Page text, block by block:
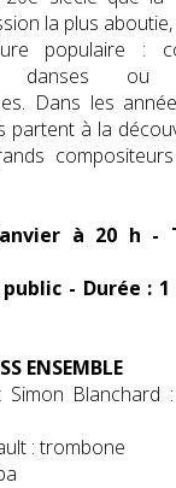
la plus
populaire :
danses ou
Dans les
partent à la
à 20 h -
- Durée :
ENSEMBLE
Simon Blanchard
: trombone